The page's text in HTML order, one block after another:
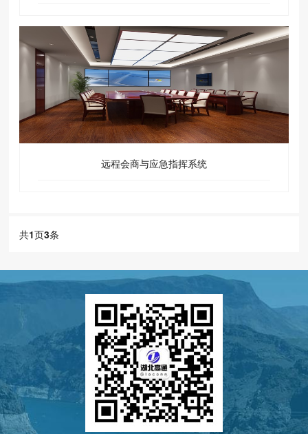
远程会商与应急指挥系统
共1页3条